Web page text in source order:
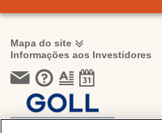
Mapa do site
Informações aos Investidores